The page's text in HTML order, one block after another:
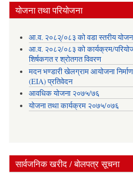
योजना तथा परियोजना
आ.व. २०८२्/०८३ को वडा स्तरीय
आ.व. २०८२/०८३ को कार्यक्रम/
शिर्षकगत र श्रोतगत विवरण
मदन भण्डारी खेलग्राम आयोजना
(EIA) प्रतिवेदन
आवधिक योजना २०७५/७६
योजना तथा कार्यक्रम २०७५/०७६
सार्वजनिक खरीद / बोलपत्र सूचना